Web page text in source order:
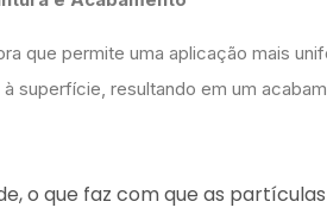
que permite uma aplicação mais
superfície, resultando em um
o que faz com que as